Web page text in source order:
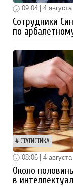
09:04 | 4 августа
Сотрудники
по
СТАТИСТИКА
08:06 | 4 августа
Около
в